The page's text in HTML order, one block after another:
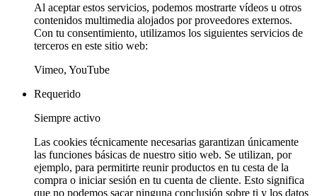
Al aceptar estos servicios, podemos mostrarte vídeos u otros
contenidos multimedia alojados por proveedores externos.
Con tu consentimiento, utilizamos los siguientes servicios de
terceros en este sitio web:
Vimeo, YouTube
Requerido
Siempre activo
Las cookies técnicamente necesarias garantizan únicamente
las funciones básicas de nuestro sitio web. Se utilizan, por
ejemplo, para permitirte reunir productos en tu cesta de la
compra o iniciar sesión en tu cuenta de cliente. Esto significa
que no podemos sacar ninguna conclusión sobre ti y los datos